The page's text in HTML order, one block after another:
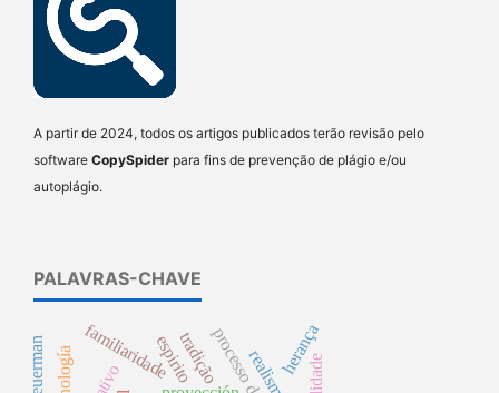
A partir de 2024, todos os artigos publicados terão revisão pelo
software CopySpider para fins de prevenção de plágio e/ou
autoplágio.
PALAVRAS-CHAVE
espirito
familiaridade herança
tradição